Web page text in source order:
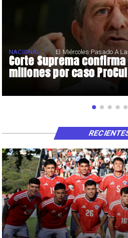
Corte Suprema confirma
millones por caso
NACIONAL El Miércoles Pasado A